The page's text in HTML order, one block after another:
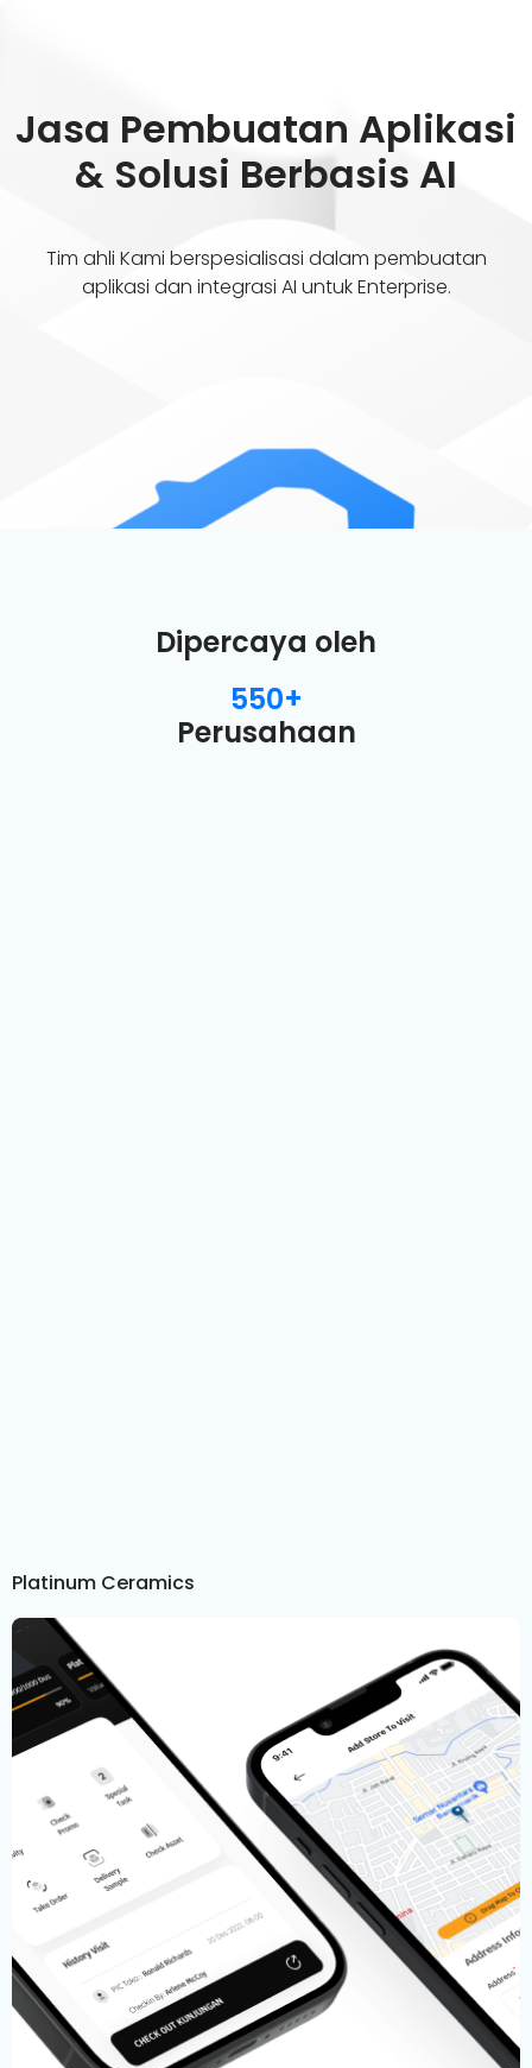
Jasa Pembuatan Aplikasi
& Solusi Berbasis AI
Tim ahli Kami berspesialisasi dalam pembuatan
aplikasi dan integrasi AI untuk Enterprise.
Dipercaya oleh
550+
Perusahaan
Platinum Ceramics